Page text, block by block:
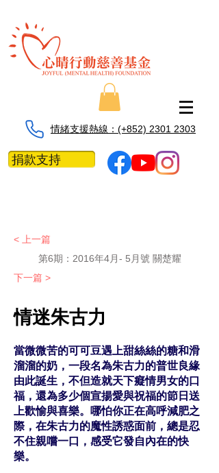
情緒支援熱線：​​(+852) 2301 2303
捐款支持
< 上一篇
第6期： 2016年4月- 5月號 關楚耀
下一篇 >
情迷朱古力
當微微苦的可可豆遇上甜絲絲的糖和滑
溜溜的奶，一段名為朱古力的普世良緣
由此誕生，不但造就天下癡情男女的口
福，還為多少個宣揚愛與祝福的節日送
上歡愉與喜樂。哪怕你正在高呼減肥之
際，在朱古力的魔性誘惑面前，總是忍
不住親嚐一口，感受它發自內在的快
樂。